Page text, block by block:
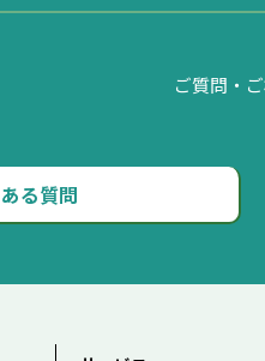
ご質問・
る質問